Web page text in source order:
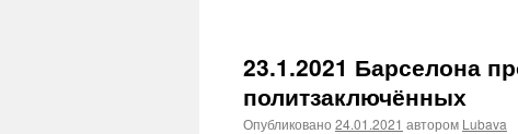
23.1.2021 Барселона
политзаключённых
Опубликовано 24.01.2021 автором Lubava